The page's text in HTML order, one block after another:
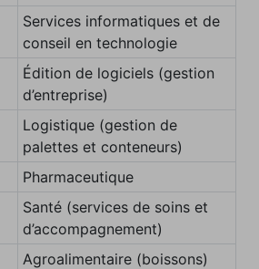
Services informatiques et de
conseil en technologie
Édition de logiciels (gestion
d’entreprise)
Logistique (gestion de
palettes et conteneurs)
Pharmaceutique
Santé (services de soins et
d’accompagnement)
Agroalimentaire (boissons)